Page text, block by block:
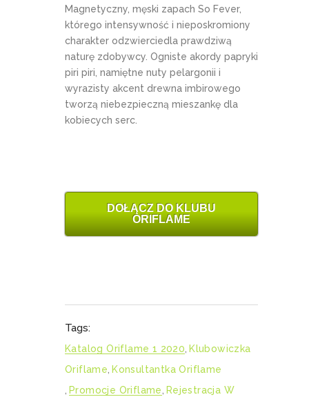
Magnetyczny, męski zapach So Fever,
którego intensywność i nieposkromiony
charakter odzwierciedla prawdziwą
naturę zdobywcy. Ogniste akordy papryki
piri piri, namiętne nuty pelargonii i
wyrazisty akcent drewna imbirowego
tworzą niebezpieczną mieszankę dla
kobiecych serc.
DOŁĄCZ DO KLUBU
ORIFLAME
Tags:
Katalog Oriflame 1 2020 Klubowiczka
Oriflame Konsultantka Oriflame
Promocje Oriflame
Rejestracja W